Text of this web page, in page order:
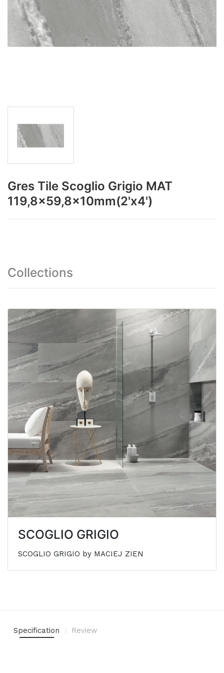
Gres Tile Scoglio Grigio MAT
119,8x59,8x10mm(2'x4')
Collections
SCOGLIO GRIGIO
SCOGLIO GRIGIO by MACIEJ ZIEN
Specification Review